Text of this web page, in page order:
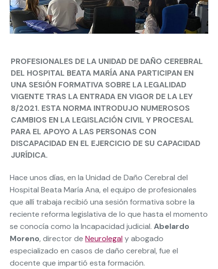
PROFESIONALES DE LA UNIDAD DE DAÑO CEREBRAL
DEL HOSPITAL BEATA MARÍA ANA PARTICIPAN EN
UNA SESIÓN FORMATIVA SOBRE LA LEGALIDAD
VIGENTE TRAS LA ENTRADA EN VIGOR DE LA LEY
8/2021. ESTA NORMA INTRODUJO NUMEROSOS
CAMBIOS EN LA LEGISLACIÓN CIVIL Y PROCESAL
PARA EL APOYO A LAS PERSONAS CON
DISCAPACIDAD EN EL EJERCICIO DE SU CAPACIDAD
JURÍDICA.
Hace unos días, en la Unidad de Daño Cerebral del
Hospital Beata María Ana, el equipo de profesionales
que allí trabaja recibió una sesión formativa sobre la
reciente reforma legislativa de lo que hasta el momento
se conocía como la Incapacidad judicial. Abelardo
Moreno, director de Neurolegal y abogado
especializado en casos de daño cerebral, fue el
docente que impartió esta formación.